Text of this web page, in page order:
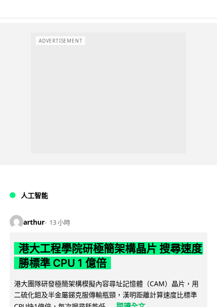
ADVERTISEMENT
人工智能
arthur 13 小時
港大工程學院研極簡架構晶片 搜尋速度
勝標準 CPU 1 億倍
港大團隊研發極簡架構模擬內容尋址記憶體（CAM）晶片，用
二硫化鉬及半金屬銻克服傳輸瓶頸，漢明距離計算速度比標準